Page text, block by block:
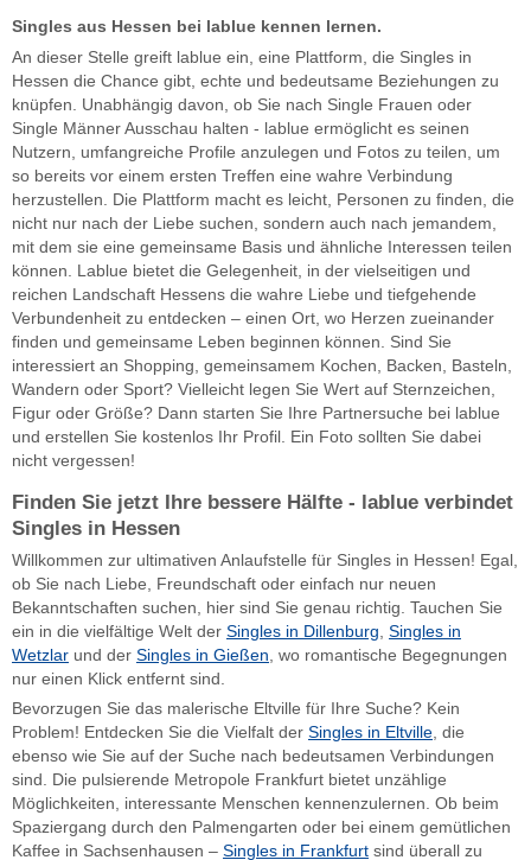
Singles aus Hessen bei lablue kennen lernen.
An dieser Stelle greift lablue ein, eine Plattform, die Singles in
Hessen die Chance gibt, echte und bedeutsame Beziehungen zu
knüpfen. Unabhängig davon, ob Sie nach Single Frauen oder
Single Männer Ausschau halten - lablue ermöglicht es seinen
Nutzern, umfangreiche Profile anzulegen und Fotos zu teilen, um
so bereits vor einem ersten Treffen eine wahre Verbindung
herzustellen. Die Plattform macht es leicht, Personen zu finden, die
nicht nur nach der Liebe suchen, sondern auch nach jemandem,
mit dem sie eine gemeinsame Basis und ähnliche Interessen teilen
können. Lablue bietet die Gelegenheit, in der vielseitigen und
reichen Landschaft Hessens die wahre Liebe und tiefgehende
Verbundenheit zu entdecken – einen Ort, wo Herzen zueinander
finden und gemeinsame Leben beginnen können. Sind Sie
interessiert an Shopping, gemeinsamem Kochen, Backen, Basteln,
Wandern oder Sport? Vielleicht legen Sie Wert auf Sternzeichen,
Figur oder Größe? Dann starten Sie Ihre Partnersuche bei lablue
und erstellen Sie kostenlos Ihr Profil. Ein Foto sollten Sie dabei
nicht vergessen!
Finden Sie jetzt Ihre bessere Hälfte - lablue verbindet
Singles in Hessen
Willkommen zur ultimativen Anlaufstelle für Singles in Hessen! Egal,
ob Sie nach Liebe, Freundschaft oder einfach nur neuen
Bekanntschaften suchen, hier sind Sie genau richtig. Tauchen Sie
ein in die vielfältige Welt der Singles in Dillenburg Singles in
Wetzlar und der Singles in Gießen , wo romantische Begegnungen
nur einen Klick entfernt sind.
Bevorzugen Sie das malerische Eltville für Ihre Suche? Kein
Problem! Entdecken Sie die Vielfalt der Singles in Eltville , die
ebenso wie Sie auf der Suche nach bedeutsamen Verbindungen
sind. Die pulsierende Metropole Frankfurt bietet unzählige
Möglichkeiten, interessante Menschen kennenzulernen. Ob beim
Spaziergang durch den Palmengarten oder bei einem gemütlichen
Kaffee in Sachsenhausen – Singles in Frankfurt sind überall zu